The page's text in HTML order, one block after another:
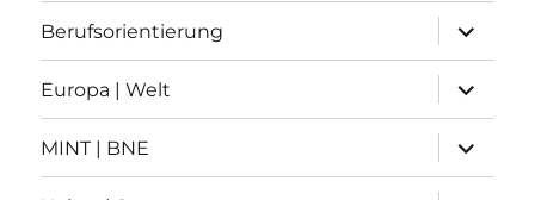
Berufsorientierung
anzeigen
Europa | Welt
anzeigen
MINT | BNE
anzeigen